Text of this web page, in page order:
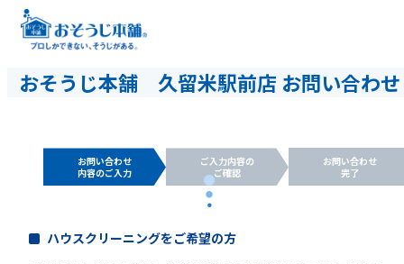
おそうじ本舗 久留米駅前店 お問い合わせ
お問い合わせ
内容のご入力
ご入力内容の
ご確認
お問い合わせ
完了
ハウスクリーニングをご希望の方